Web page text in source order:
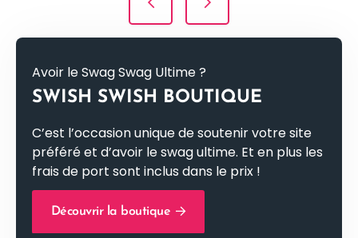
Avoir le Swag Swag Ultime ?
SWISH SWISH BOUTIQUE
C’est l’occasion unique de soutenir votre site
préféré et d’avoir le swag ultime. Et en plus les
frais de port sont inclus dans le prix !
Découvrir la boutique